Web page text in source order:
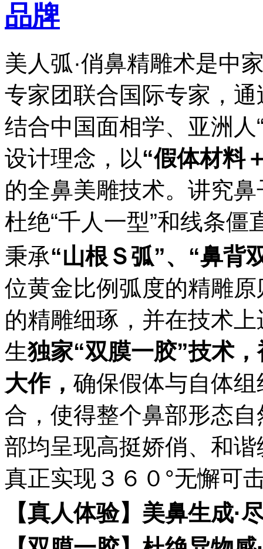
品牌
美人弧·俏鼻精雕术是中
专家团联合国际专家，
结合中国面相学、亚洲人
设计理念，以“假体材料
的全鼻美雕技术。讲究
杜绝“千人一型”和线条僵
秉承“山根 Ｓ弧”、 “鼻背
位黄金比例弧度的精雕
的精雕细琢，并在技术
生独家“双膜一胶”技术，
大作， 确保假体与自体
合，使得整个鼻部形态
部均呈现高挺娇俏、和
真正实现３６０°无懈可
【真人体验】美鼻生成·